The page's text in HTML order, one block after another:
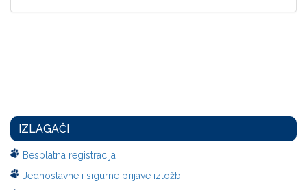
IZLAGAČI
Besplatna registracija
Jednostavne i sigurne prijave izložbi.